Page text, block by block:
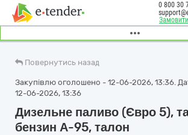
0 800 30
Повернутись назад
Закупівлю оголошено - 12-06-2026, 13:36.
12-06-2026, 13:36
Дизельне паливо (Євро 5),
бензин А-95, талон